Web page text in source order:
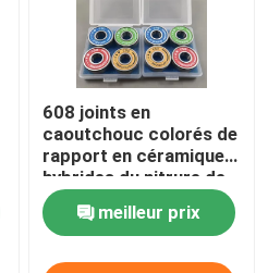
608 joints en
caoutchouc colorés de
rapport en céramique
hybrides du nitrure de
silicium Si3N4
meilleur prix